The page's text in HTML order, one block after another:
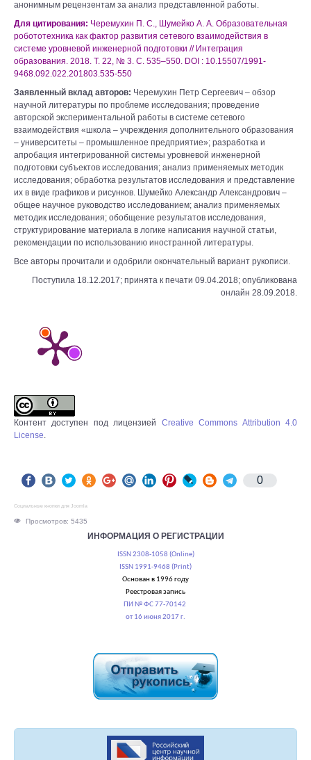
анонимным рецензентам за анализ представленной работы.
Для цитирования: Черемухин П. С., Шумейко А. А. Образовательная
робототехника как фактор развития сетевого взаимодействия в
системе уровневой инженерной подготовки // Интеграция
образования. 2018. Т. 22, № 3. С. 535–550. DOI : 10.15507/1991-
9468.092.022.201803.535-550
Заявленный вклад авторов: Черемухин Петр Сергеевич – обзор
научной литературы по проблеме исследования; проведение
авторской экспериментальной работы в системе сетевого
взаимодействия «школа – учреждения дополнительного образования
– университеты – промышленное предприятие»; разработка и
апробация интегрированной системы уровневой инженерной
подготовки субъектов исследования; анализ применяемых методик
исследования; обработка результатов исследования и представление
их в виде графиков и рисунков. Шумейко Александр Александрович –
общее научное руководство исследованием; анализ применяемых
методик исследования; обобщение результатов исследования,
структурирование материала в логике написания научной статьи,
рекомендации по использованию иностранной литературы.
Все авторы прочитали и одобрили окончательный вариант рукописи.
Поступила 18.12.2017; принята к печати 09.04.2018; опубликована
онлайн 28.09.2018.
Контент доступен под лицензией Creative Commons Attribution 4.0
License.
0
Социальные кнопки для Joomla
Просмотров: 5435
ИНФОРМАЦИЯ О РЕГИСТРАЦИИ
ISSN 2308-1058 (Online)
ISSN 1991-9468 (Print)
Основан в 1996 году
Реестровая запись
ПИ № ФС 77-70142
от 16 июня 2017 г.